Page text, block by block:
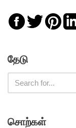
தேடு
சொற்கள்